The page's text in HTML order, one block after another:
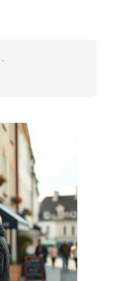
·